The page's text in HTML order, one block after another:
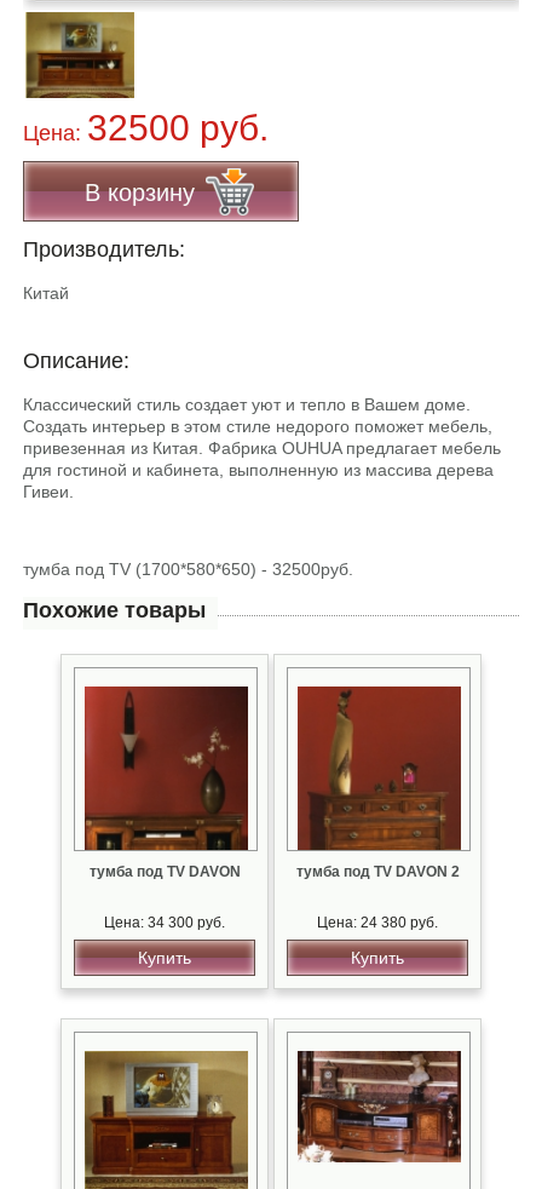
Цена: 32500 руб.
В корзину
Производитель:
Китай
Описание:
Классический стиль создает уют и тепло в Вашем доме.
Создать интерьер в этом стиле недорого поможет мебель,
привезенная из Китая. Фабрика OUHUA предлагает мебель
для гостиной и кабинета, выполненную из массива дерева
Гивеи.
тумба под TV (1700*580*650) - 32500руб.
Похожие товары
тумба под TV DAVON
Цена: 34 300 руб.
Купить
тумба под TV DAVON 2
Цена: 24 380 руб.
Купить